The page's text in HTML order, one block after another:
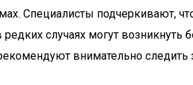
Специалисты подчеркивают,
случаях могут возникнуть
внимательно